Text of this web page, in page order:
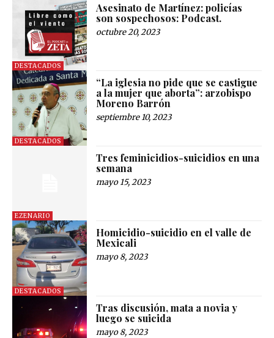
DESTACADOS
Asesinato de Martínez: policías
son sospechosos: Podcast.
octubre 20, 2023
DESTACADOS
“La iglesia no pide que se castigue
a la mujer que aborta”: arzobispo
Moreno Barrón
septiembre 10, 2023
EZENARIO
Tres feminicidios-suicidios en una
semana
mayo 15, 2023
DESTACADOS
Homicidio-suicidio en el valle de
Mexicali
mayo 8, 2023
Tras discusión, mata a novia y
luego se suicida
mayo 8, 2023